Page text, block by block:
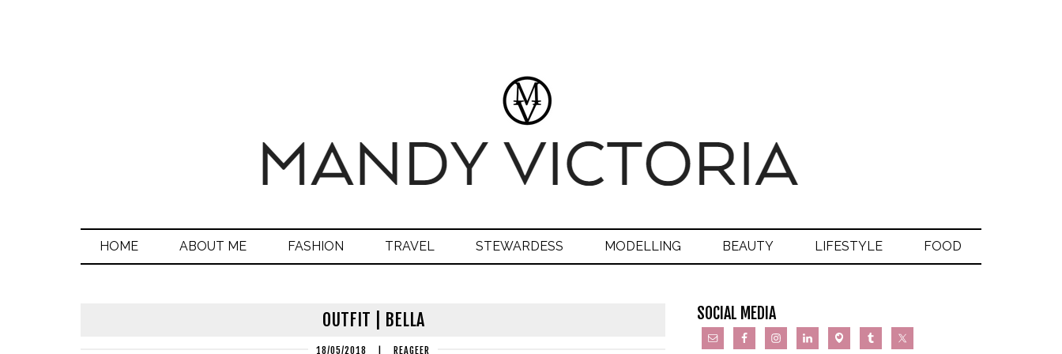
HOME ABOUT ME FASHION TRAVEL STEWARDESS MODELLING BEAUTY LIFESTYLE FOOD
OUTFIT | BELLA
18/05/2018 REAGEER
SOCIAL MEDIA